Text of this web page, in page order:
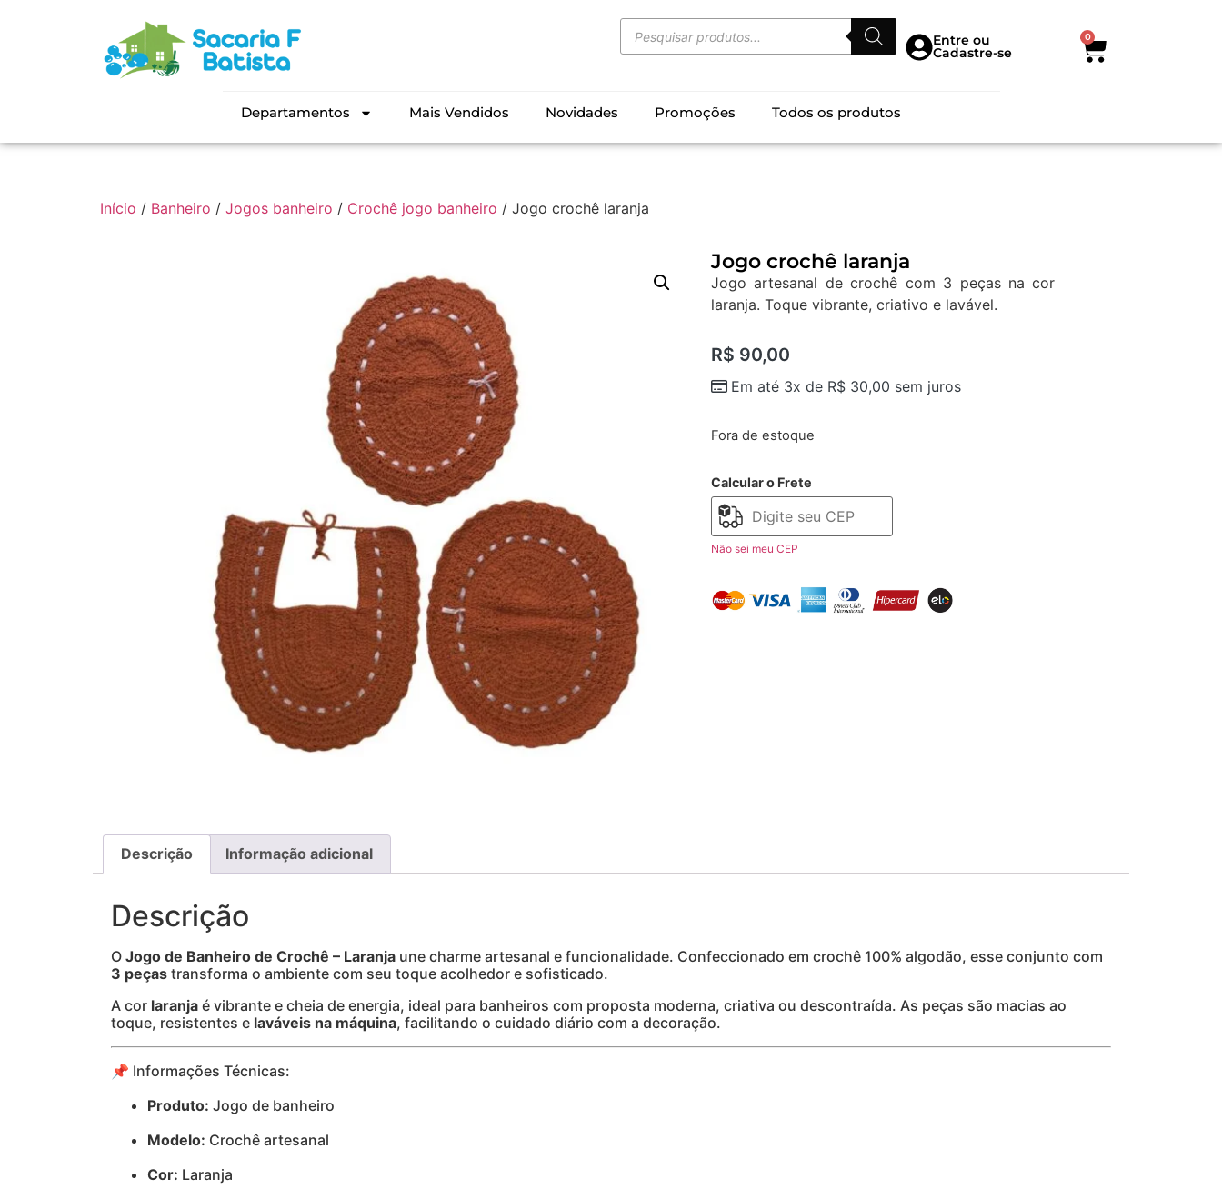
Entre ou
Cadastre-se
0
Departamentos Mais Vendidos Novidades Promoções Todos os produtos
Início / Banheiro / Jogos banheiro / Crochê jogo banheiro / Jogo crochê laranja
Jogo crochê laranja
Jogo artesanal de crochê com 3 peças na cor
laranja. Toque vibrante, criativo e lavável.
R$ 90,00
Em até 3x de R$30,00 sem juros
Fora de estoque
Calcular o Frete
Não sei meu CEP
Descrição Informação adicional
Descrição
O Jogo de Banheiro de Crochê – Laranja une charme artesanal e funcionalidade. Confeccionado em crochê 100% algodão, esse conjunto com
3 peças transforma o ambiente com seu toque acolhedor e sofisticado.
A cor laranja é vibrante e cheia de energia, ideal para banheiros com proposta moderna, criativa ou descontraída. As peças são macias ao
toque, resistentes e laváveis na máquina, facilitando o cuidado diário com a decoração.
📌 Informações Técnicas:
Produto: Jogo de banheiro
Modelo: Crochê artesanal
Cor: Laranja